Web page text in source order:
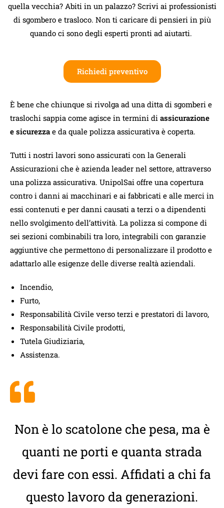
quella vecchia? Abiti in un palazzo? Scrivi ai professionisti
di sgombero e trasloco. Non ti caricare di pensieri in più
quando ci sono degli esperti pronti ad aiutarti.
Richiedi preventivo
È bene che chiunque si rivolga ad una ditta di sgomberi e
traslochi sappia come agisce in termini di assicurazione
e sicurezza e da quale polizza assicurativa è coperta.
Tutti i nostri lavori sono assicurati con la Generali
Assicurazioni che è azienda leader nel settore, attraverso
una polizza assicurativa. UnipolSai offre una copertura
contro i danni ai macchinari e ai fabbricati e alle merci in
essi contenuti e per danni causati a terzi o a dipendenti
nello svolgimento dell’attività. La polizza si compone di
sei sezioni combinabili tra loro, integrabili con garanzie
aggiuntive che permettono di personalizzare il prodotto e
adattarlo alle esigenze delle diverse realtà aziendali.
Incendio,
Furto,
Responsabilità Civile verso terzi e prestatori di lavoro,
Responsabilità Civile prodotti,
Tutela Giudiziaria,
Assistenza.
Non è lo scatolone che pesa, ma è
quanti ne porti e quanta strada
devi fare con essi. Affidati a chi fa
questo lavoro da generazioni.